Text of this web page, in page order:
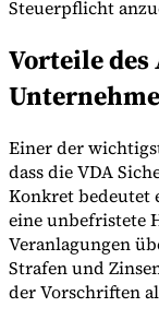
Steuerpflicht
Vorteile des
Einer der
dass die VDA
Konkret bedeutet
eine unbefristete
Veranlagungen
Strafen und
der Vorschriften